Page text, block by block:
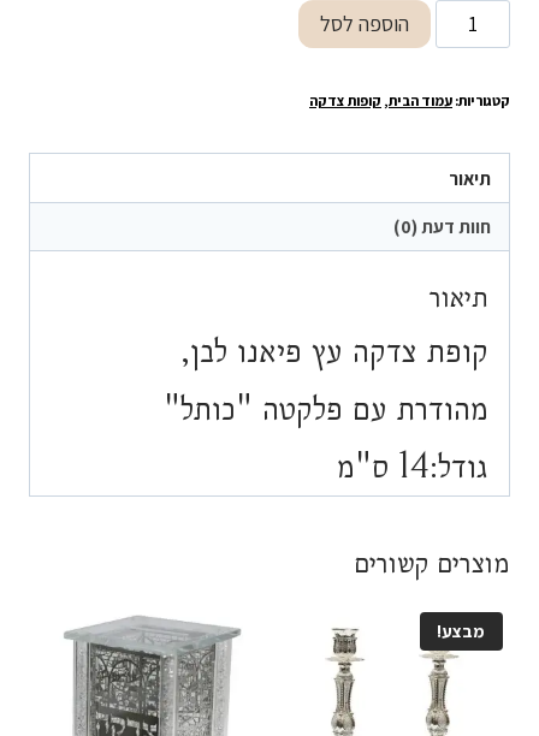
כמות
של
צדקה
"כותל"
הוספה לסל
קטגוריות: עמוד הבית, קופות צדקה
תיאור
חוות דעת (0)
תיאור
קופת צדקה עץ פיאנו לבן,
מהודרת עם פלקטה "כותל"
גודל:14 ס"מ
מוצרים קשורים
מבצע!